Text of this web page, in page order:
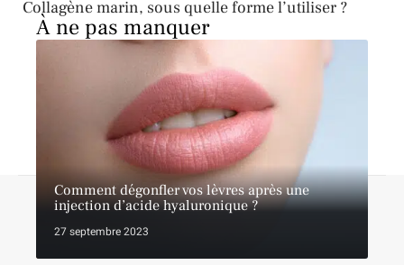
Collagène marin, sous quelle forme l’utiliser ?
À ne pas manquer
Comment dégonfler vos lèvres après une
injection d’acide hyaluronique ?
27 septembre 2023
A propos Contact Proposer un article
Mentions légales
Sitemap
Plan du site